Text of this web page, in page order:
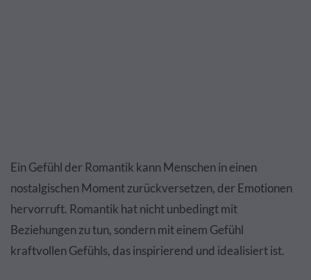
Ein Gefühl der Romantik kann Menschen in einen
nostalgischen Moment zurückversetzen, der Emotionen
hervorruft. Romantik hat nicht unbedingt mit
Beziehungen zu tun, sondern mit einem Gefühl
kraftvollen Gefühls, das inspirierend und idealisiert ist.